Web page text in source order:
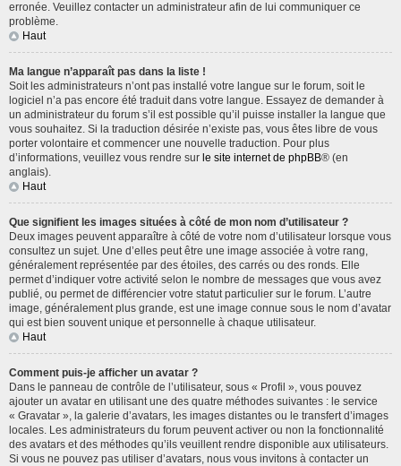
erronée. Veuillez contacter un administrateur afin de lui communiquer ce
problème.
Haut
Ma langue n’apparaît pas dans la liste !
Soit les administrateurs n’ont pas installé votre langue sur le forum, soit le
logiciel n’a pas encore été traduit dans votre langue. Essayez de demander à
un administrateur du forum s’il est possible qu’il puisse installer la langue que
vous souhaitez. Si la traduction désirée n’existe pas, vous êtes libre de vous
porter volontaire et commencer une nouvelle traduction. Pour plus
d’informations, veuillez vous rendre sur le site internet de phpBB® (en
anglais).
Haut
Que signifient les images situées à côté de mon nom d’utilisateur ?
Deux images peuvent apparaître à côté de votre nom d’utilisateur lorsque vous
consultez un sujet. Une d’elles peut être une image associée à votre rang,
généralement représentée par des étoiles, des carrés ou des ronds. Elle
permet d’indiquer votre activité selon le nombre de messages que vous avez
publié, ou permet de différencier votre statut particulier sur le forum. L’autre
image, généralement plus grande, est une image connue sous le nom d’avatar
qui est bien souvent unique et personnelle à chaque utilisateur.
Haut
Comment puis-je afficher un avatar ?
Dans le panneau de contrôle de l’utilisateur, sous « Profil », vous pouvez
ajouter un avatar en utilisant une des quatre méthodes suivantes : le service
« Gravatar », la galerie d’avatars, les images distantes ou le transfert d’images
locales. Les administrateurs du forum peuvent activer ou non la fonctionnalité
des avatars et des méthodes qu’ils veuillent rendre disponible aux utilisateurs.
Si vous ne pouvez pas utiliser d’avatars, nous vous invitons à contacter un